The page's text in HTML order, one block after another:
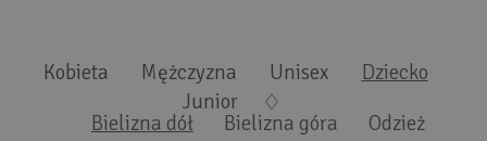
Kobieta Mężczyzna Unisex
Dziecko
Bielizna dół
Bielizna góra Odzież
Junior